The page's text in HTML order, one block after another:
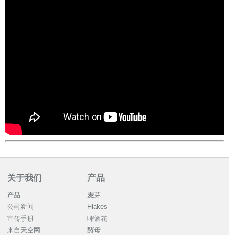
关于我们
产品
公司新闻
宣传手册
来自天空网
产品
麦芽
Flakes
啤酒花
酵母